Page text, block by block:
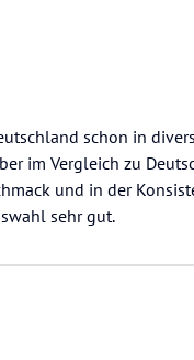
schon in
im Vergleich zu
und in der
sehr gut.